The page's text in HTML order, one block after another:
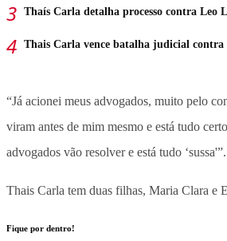
Thaís Carla detalha processo contra Leo
Thais Carla vence batalha judicial
“Já acionei meus advogados, muito pelo
viram antes de mim mesmo e está tudo
advogados vão resolver e está tudo ‘sussa'”.
Thais Carla tem duas filhas, Maria Clara e
Fique por dentro!